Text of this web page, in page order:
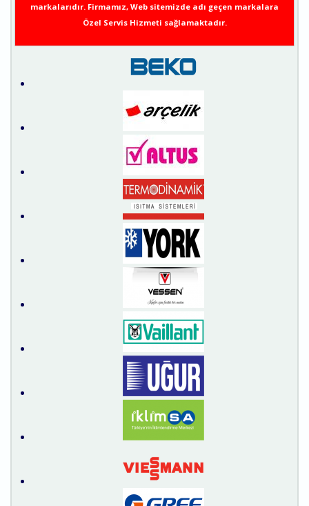
markalarıdır. Firmamız, Web sitemizde adı geçen markalara
Özel Servis Hizmeti sağlamaktadır.